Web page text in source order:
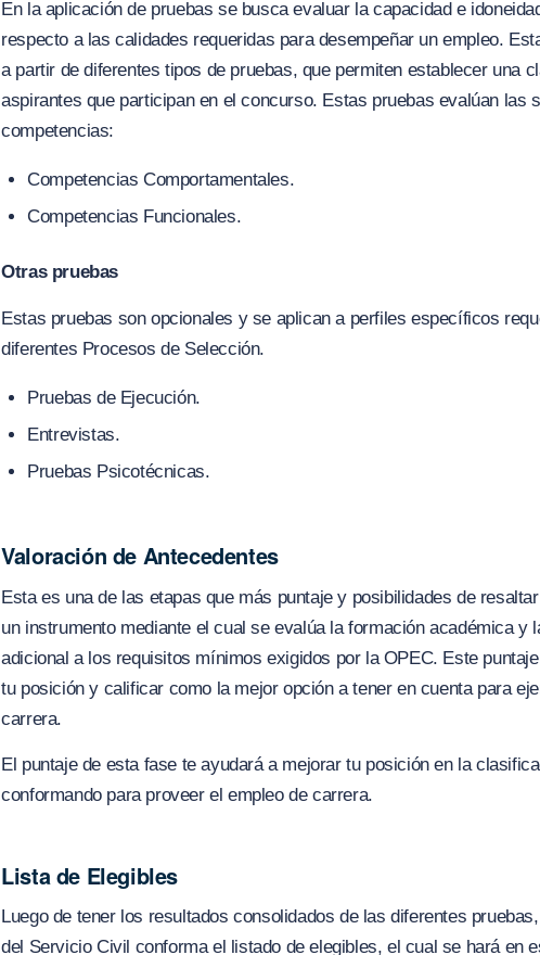
En la aplicación de pruebas se busca evaluar la capacidad e
respecto a las calidades requeridas para desempeñar un empleo.
a partir de diferentes tipos de pruebas, que permiten establecer una
aspirantes que participan en el concurso. Estas pruebas evalúan las
competencias:
Competencias Comportamentales.
Competencias Funcionales.
Otras pruebas
Estas pruebas son opcionales y se aplican a perfiles específicos
diferentes Procesos de Selección.
Pruebas de Ejecución.
Entrevistas.
Pruebas Psicotécnicas.
Valoración de Antecedentes
Esta es una de las etapas que más puntaje y posibilidades de
un instrumento mediante el cual se evalúa la formación académica y
adicional a los requisitos mínimos exigidos por la OPEC. Este
tu posición y calificar como la mejor opción a tener en cuenta para
carrera.
El puntaje de esta fase te ayudará a mejorar tu posición en la
conformando para proveer el empleo de carrera.
Lista de Elegibles
Luego de tener los resultados consolidados de las diferentes
del Servicio Civil conforma el listado de elegibles, el cual se hará en